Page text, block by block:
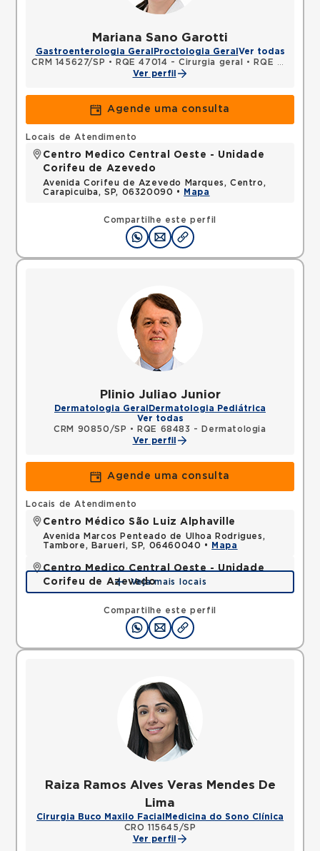
Mariana Sano Garotti
Gastroenterologia Geral Proctologia Geral Ver todas
CRM 145627/SP • RQE 47014 - Cirurgia geral •
RQE 51493 - Coloproctologia
Ver perfil
Agende uma consulta
Compartilhe este perfil
Locais de Atendimento
Centro Medico Central Oeste - Unidade
Corifeu de Azevedo
Avenida Corifeu de Azevedo Marques, Centro,
Carapicuiba, SP, 06320090 •
Mapa
Plinio Juliao Junior
Dermatologia Geral Dermatologia Pediátrica
Ver todas
CRM 90850/SP •
RQE 68483 - Dermatologia
Ver perfil
Agende uma consulta
Compartilhe este perfil
Locais de Atendimento
Centro Médico São Luiz Alphaville
Avenida Marcos Penteado de Ulhoa Rodrigues,
Tambore, Barueri, SP, 06460040 •
Mapa
Centro Medico Central Oeste - Unidade
Corifeu de Azevedo
Avenida Corifeu de Azevedo Marques, Centro,
Carapicuiba, SP, 06320090 •
Mapa
Veja mais locais
Raiza Ramos Alves Veras Mendes De
Lima
Cirurgia Buco Maxilo Facial Medicina do Sono Clínica
CRO 115645/SP
Ver perfil